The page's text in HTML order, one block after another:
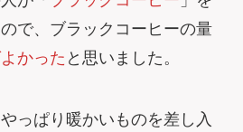
で、ブラックコーヒーの量
かった と思いました。
っぱり暖かいものを差し入